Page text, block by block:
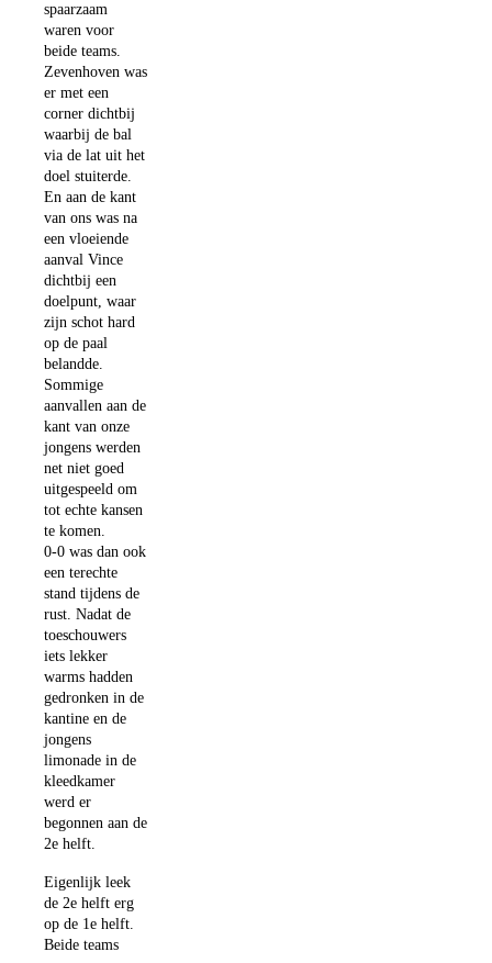
spaarzaam
waren voor
beide teams.
Zevenhoven was
er met een
corner dichtbij
waarbij de bal
via de lat uit het
doel stuiterde.
En aan de kant
van ons was na
een vloeiende
aanval Vince
dichtbij een
doelpunt, waar
zijn schot hard
op de paal
belandde.
Sommige
aanvallen aan de
kant van onze
jongens werden
net niet goed
uitgespeeld om
tot echte kansen
te komen.
0-0 was dan ook
een terechte
stand tijdens de
rust. Nadat de
toeschouwers
iets lekker
warms hadden
gedronken in de
kantine en de
jongens
limonade in de
kleedkamer
werd er
begonnen aan de
2e helft.
Eigenlijk leek
de 2e helft erg
op de 1e helft.
Beide teams